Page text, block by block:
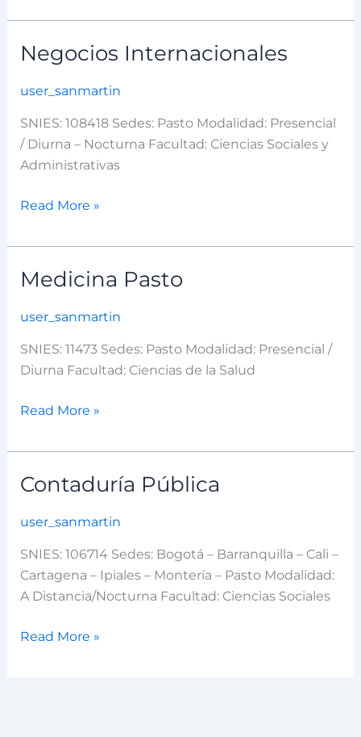
Negocios Internacionales
user_sanmartin
SNIES: 108418 Sedes: Pasto Modalidad: Presencial
/ Diurna – Nocturna Facultad: Ciencias Sociales y
Administrativas
Negocios
Internacionales
Read More »
Medicina Pasto
user_sanmartin
SNIES: 11473 Sedes: Pasto Modalidad: Presencial /
Diurna Facultad: Ciencias de la Salud
Medicina
Read More »
Contaduría Pública
user_sanmartin
SNIES: 106714 Sedes: Bogotá – Barranquilla – Cali –
Cartagena – Ipiales – Montería – Pasto Modalidad:
A Distancia/Nocturna Facultad: Ciencias Sociales
Contaduría
Read More »